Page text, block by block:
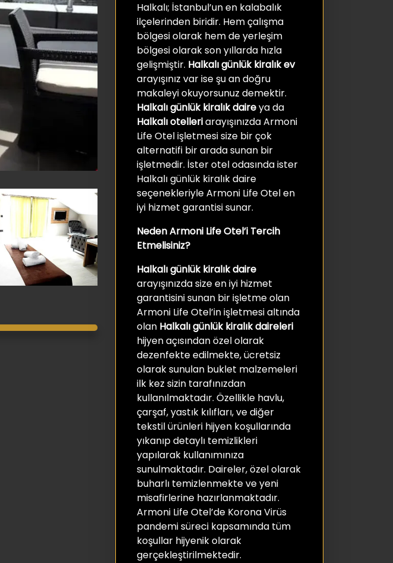
Halkalı; İstanbul’un en kalabalık
ilçelerinden biridir. Hem çalışma
bölgesi olarak hem de yerleşim
bölgesi olarak son yıllarda hızla
gelişmiştir. Halkalı günlük kiralık ev
arayışınız var ise şu an doğru
makaleyi okuyorsunuz demektir.
Halkalı günlük kiralık daireya da
Halkalı otelleriarayışınızda Armoni
Life Otel işletmesi size bir çok
alternatifi bir arada sunan bir
işletmedir. İster otel odasında ister
Halkalı günlük kiralık daire
seçenekleriyle Armoni Life Otel en
iyi hizmet garantisi sunar.
Neden Armoni Life Otel’i Tercih
Etmelisiniz?
Halkalı günlük kiralık daire
arayışınızda size en iyi hizmet
garantisini sunan bir işletme olan
Armoni Life Otel’in işletmesi altında
olan Halkalı günlük kiralık daireleri
hijyen açısından özel olarak
dezenfekte edilmekte, ücretsiz
olarak sunulan buklet malzemeleri
ilk kez sizin tarafınızdan
kullanılmaktadır. Özellikle havlu,
çarşaf, yastık kılıfları, ve diğer
tekstil ürünleri hijyen koşullarında
yıkanıp detaylı temizlikleri
yapılarak kullanımınıza
sunulmaktadır. Daireler, özel olarak
buharlı temizlenmekte ve yeni
misafirlerine hazırlanmaktadır.
Armoni Life Otel’de Korona Virüs
pandemi süreci kapsamında tüm
koşullar hijyenik olarak
gerçekleştirilmektedir.